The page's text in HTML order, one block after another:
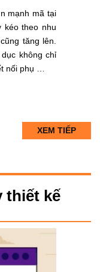
mạnh mã tại
kéo theo nhu
tăng lên.
không chỉ
nối phụ …
XEM TIẾP
thiết kế